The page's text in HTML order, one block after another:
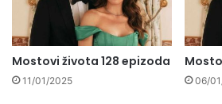
Mostovi života 128 epizoda
11/01/2025 06/